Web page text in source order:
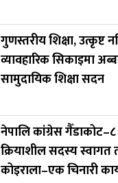
गुणस्तरीय शिक्षा, उत्कृष्ट
व्यावहारिक सिकाइमा
सामुदायिक शिक्षा सदन
नेपालि कांग्रेस गैँडाकोट–८
क्रियाशील सदस्य स्वागत
कोइराला–एक चिनारी